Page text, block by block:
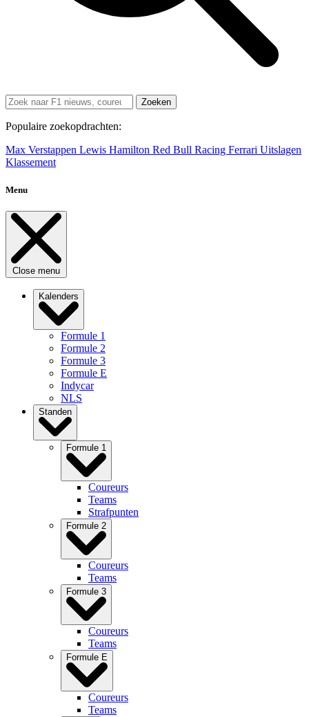
Zoeken
Populaire zoekopdrachten:
Max Verstappen Lewis Hamilton Red Bull Racing Ferrari Uitslagen
Klassement
Menu
Close menu
Kalenders
Formule 1
Formule 2
Formule 3
Formule E
Indycar
NLS
Standen
Formule 1
Coureurs
Teams
Strafpunten
Formule 2
Coureurs
Teams
Formule 3
Coureurs
Teams
Formule E
Coureurs
Teams